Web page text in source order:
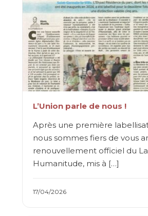
L’Union parle de nous !
Après une première
nous sommes fiers de vous
renouvellement officiel du
Humanitude, mis à […]
17/04/2026